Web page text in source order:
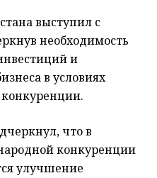
выступил с
необходимость
и
в условиях
что в
конкуренции
улучшение